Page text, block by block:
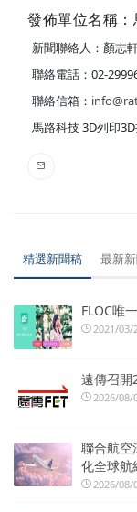
發佈單位名稱
新聞聯絡人：顏志
聯絡電話：02-
聯絡信箱：
馬路科技 3D列印
精選新聞稿 最新
FLOC唯
2021/03/
遠傳召開
2026/08/
聯合航空
化全球航
2026/08/